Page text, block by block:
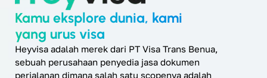
Kamu eksplore dunia, kami
yang urus visa
Heyvisa adalah merek dari PT Visa Trans Benua,
sebuah perusahaan penyedia jasa dokumen
perjalanan dimana salah satu scopenya adalah